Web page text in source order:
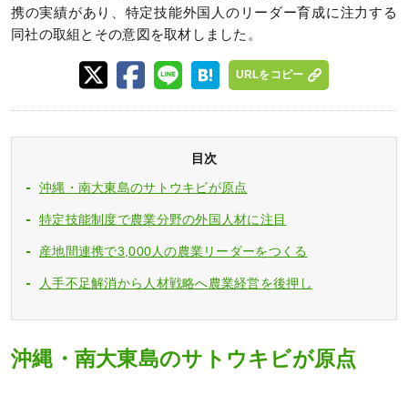
携の実績があり、特定技能外国人のリーダー育成に注力する
同社の取組とその意図を取材しました。
URLをコピー
目次
沖縄・南大東島のサトウキビが原点
特定技能制度で農業分野の外国人材に注目
産地間連携で3,000人の農業リーダーをつくる
人手不足解消から人材戦略へ農業経営を後押し
沖縄・南大東島のサトウキビが原点